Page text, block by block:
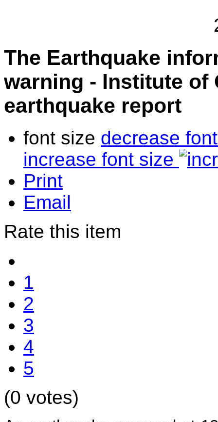
The Earthquake
warning - Institute of
earthquake report
font size decrease
increase font size
Print
Email
Rate this item
1
2
3
4
5
(0 votes)